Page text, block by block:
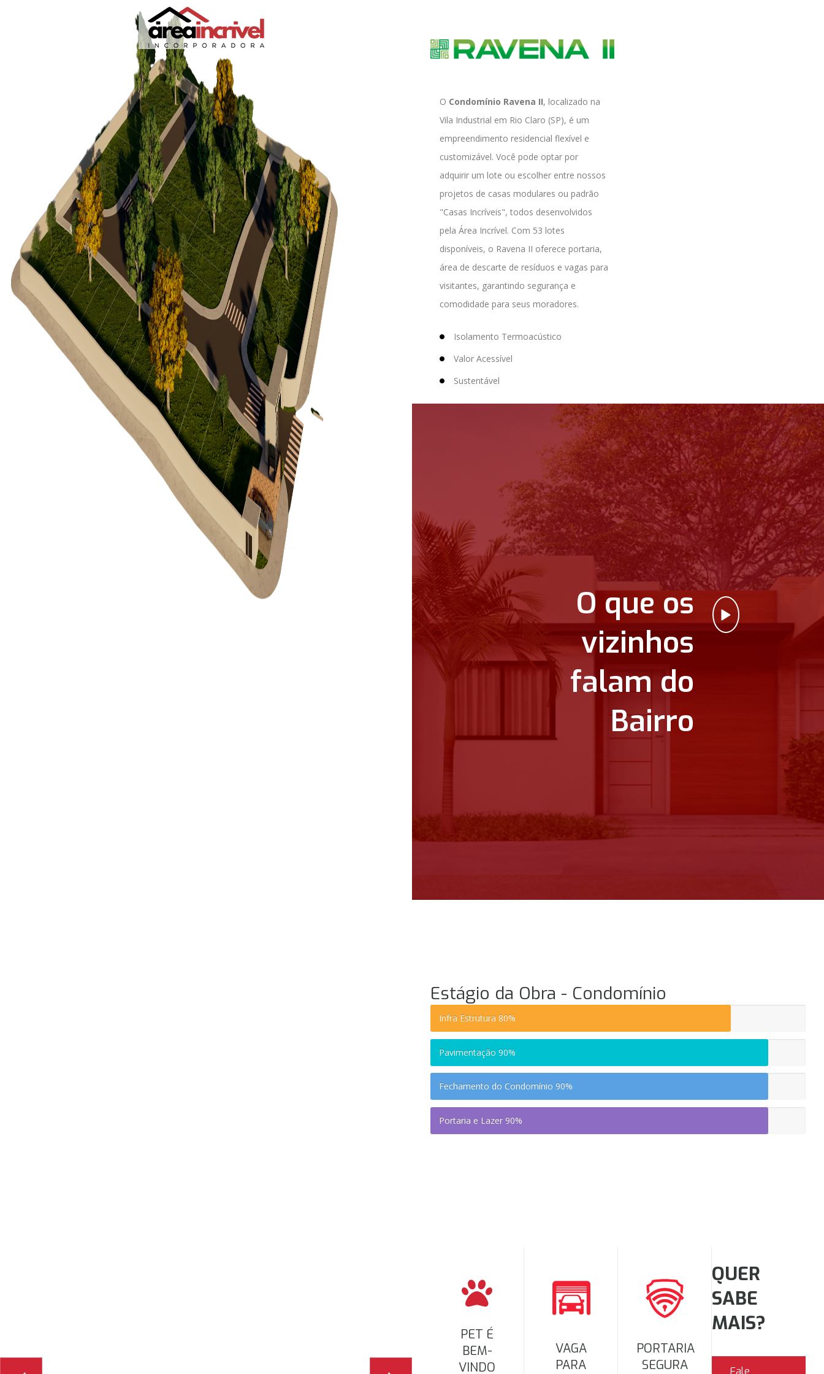
O Condomínio Ravena II, localizado na
Vila Industrial em Rio Claro (SP), é um
empreendimento residencial flexível e
customizável. Você pode optar por
adquirir um lote ou escolher entre nossos
projetos de casas modulares ou padrão
"Casas Incríveis", todos desenvolvidos
pela Área Incrível. Com 53 lotes
disponíveis, o Ravena II oferece portaria,
área de descarte de resíduos e vagas para
visitantes, garantindo segurança e
comodidade para seus moradores.
Isolamento Termoacústico
Valor Acessível
Sustentável
O que os
vizinhos
falam do
Bairro
Estágio da Obra - Condomínio
Infra Estrutura 80%
Pavimentação 90%
Fechamento do Condomínio 90%
Portaria e Lazer 90%
PET É
BEM-
VINDO
VAGA
PARA
PORTARIA
SEGURA
QUER
SABE
MAIS?
Fale